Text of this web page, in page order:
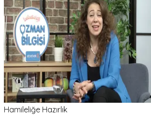
Hamileliğe Hazırlık